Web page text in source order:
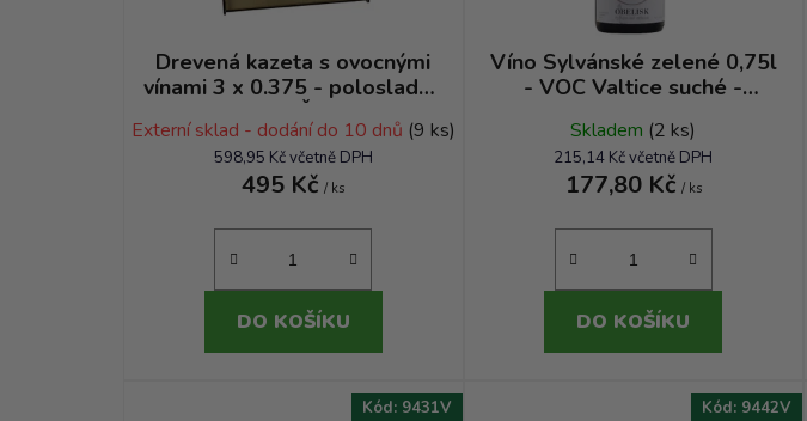
Drevená kazeta s ovocnými
vínami 3 x 0.375 - polosladké
ovocné - Mgr. Čangel Peter
Externí sklad - dodání do 10 dnů (9 ks)
598,95 Kč včetně DPH
495 Kč/ ks
DO KOŠÍKU
Víno Sylvánské zelené 0,75l
- VOC Valtice suché -
Skladem (2 ks)
215,14 Kč včetně DPH
177,80 Kč / ks
DO KOŠÍKU
Kód: 9431V Kód: 9442V